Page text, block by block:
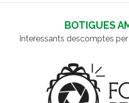
BOTIGUES
Interessants descomptes